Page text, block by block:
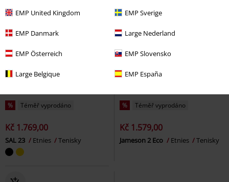
EMP United Kingdom EMP Sverige
EMP Danmark Large Nederland
EMP Österreich EMP Slovensko
Large Belgique EMP España
% Téměř vyprodáno
Kč 1.769,00
SAL 23 Etnies Tenisky
% Téměř vyprodáno
Kč 1.579,00
Jameson 2 Eco Etnies Tenisky